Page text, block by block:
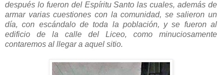
después lo fueron del Espíritu Santo las cuales, además de
armar varias cuestiones con la comunidad, se salieron un
día, con escándalo de toda la población, y se fueron al
edificio de la calle del Liceo, como minuciosamente
contaremos al llegar a aquel sitio.